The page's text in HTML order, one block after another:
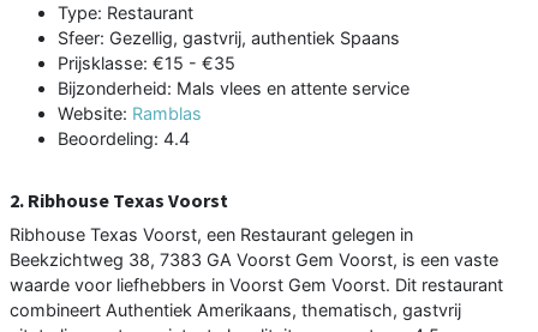
Type: Restaurant
Sfeer: Gezellig, gastvrij, authentiek Spaans
Prijsklasse: €15 - €35
Bijzonderheid: Mals vlees en attente service
Website: Ramblas
Beoordeling: 4.4
2. Ribhouse Texas Voorst
Ribhouse Texas Voorst, een Restaurant gelegen in
Beekzichtweg 38, 7383 GA Voorst Gem Voorst, is een vaste
waarde voor liefhebbers in Voorst Gem Voorst. Dit restaurant
combineert Authentiek Amerikaans, thematisch, gastvrij